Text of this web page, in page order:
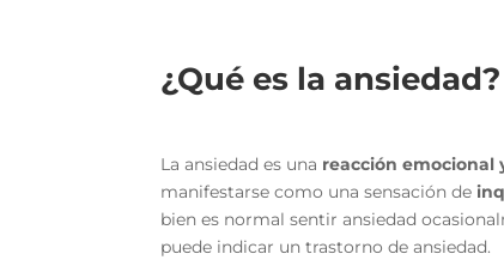
¿Qué es la ansiedad?
La ansiedad es una reacción emocional
manifestarse como una sensación de
bien es normal sentir ansiedad
puede indicar un trastorno de ansiedad.